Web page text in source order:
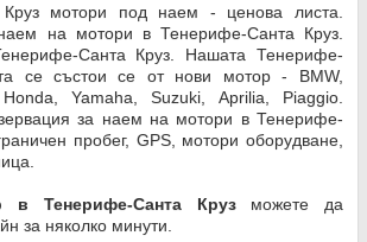
мотори под наем - ценова листа.
на мотори в Тенерифе-Санта Круз.
Санта Круз. Нашата Тенерифе-
се състои се от нови мотор - BMW,
Yamaha, Suzuki, Aprilia, Piaggio.
за наем на мотори в Тенерифе-
пробег, GPS, мотори оборудване,
Тенерифе-Санта Крузможете да
за няколко минути.